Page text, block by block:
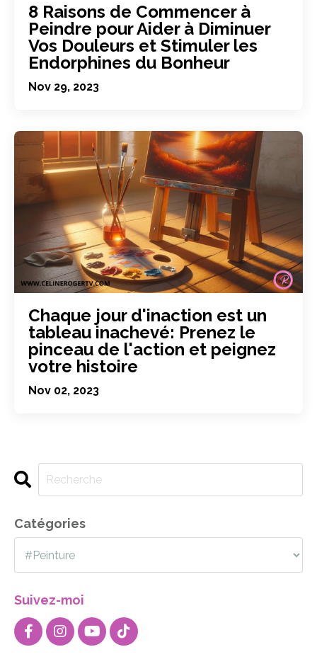
8 Raisons de Commencer à
Peindre pour Aider à Diminuer
Vos Douleurs et Stimuler les
Endorphines du Bonheur
Nov 29, 2023
Chaque jour d'inaction est un
tableau inachevé: Prenez le
pinceau de l'action et peignez
votre histoire
Nov 02, 2023
Catégories
Suivez-moi